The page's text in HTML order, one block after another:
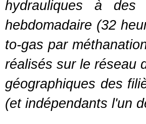
hydrauliques à des
hebdomadaire (32
to-gas par
réalisés sur le réseau
géographiques des
(et indépendants l'un